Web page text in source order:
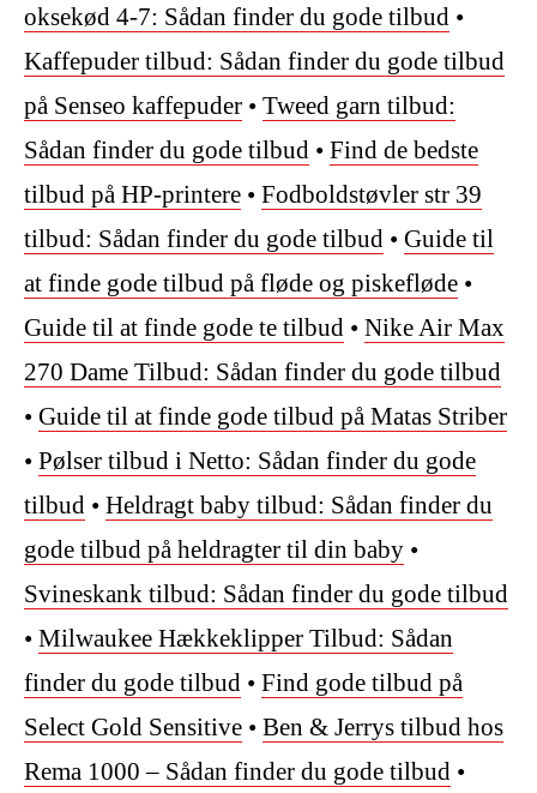
oksekød 4-7: Sådan finder du gode tilbud •
Kaffepuder tilbud: Sådan finder du gode tilbud
på Senseo kaffepuder • Tweed garn tilbud:
Sådan finder du gode tilbud • Find de bedste
tilbud på HP-printere • Fodboldstøvler str 39
tilbud: Sådan finder du gode tilbud • Guide til
at finde gode tilbud på fløde og piskefløde •
Guide til at finde gode te tilbud • Nike Air Max
270 Dame Tilbud: Sådan finder du gode tilbud
• Guide til at finde gode tilbud på Matas Striber
• Pølser tilbud i Netto: Sådan finder du gode
tilbud • Heldragt baby tilbud: Sådan finder du
gode tilbud på heldragter til din baby •
Svineskank tilbud: Sådan finder du gode tilbud
• Milwaukee Hækkeklipper Tilbud: Sådan
finder du gode tilbud • Find gode tilbud på
Select Gold Sensitive • Ben & Jerrys tilbud hos
Rema 1000 – Sådan finder du gode tilbud •